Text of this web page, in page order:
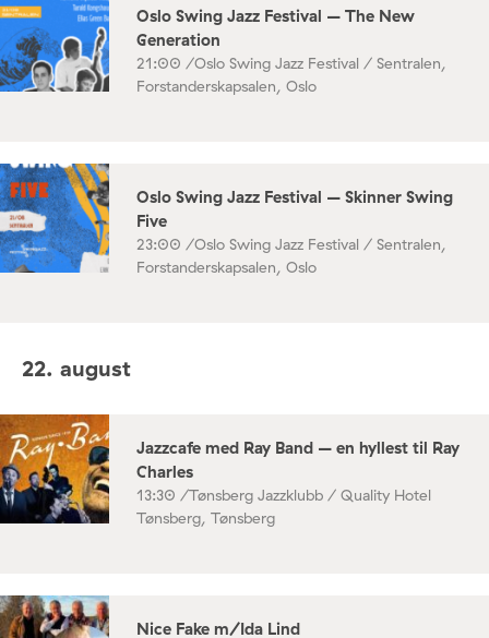
Oslo Swing Jazz Festival – The New
Generation
21:00 /Oslo Swing Jazz Festival / Sentralen,
Forstanderskapsalen, Oslo
Oslo Swing Jazz Festival – Skinner Swing
Five
23:00 /Oslo Swing Jazz Festival / Sentralen,
Forstanderskapsalen, Oslo
22. august
Jazzcafe med Ray Band – en hyllest til Ray
Charles
13:30 /Tønsberg Jazzklubb / Quality Hotel
Tønsberg, Tønsberg
Nice Fake m/Ida Lind